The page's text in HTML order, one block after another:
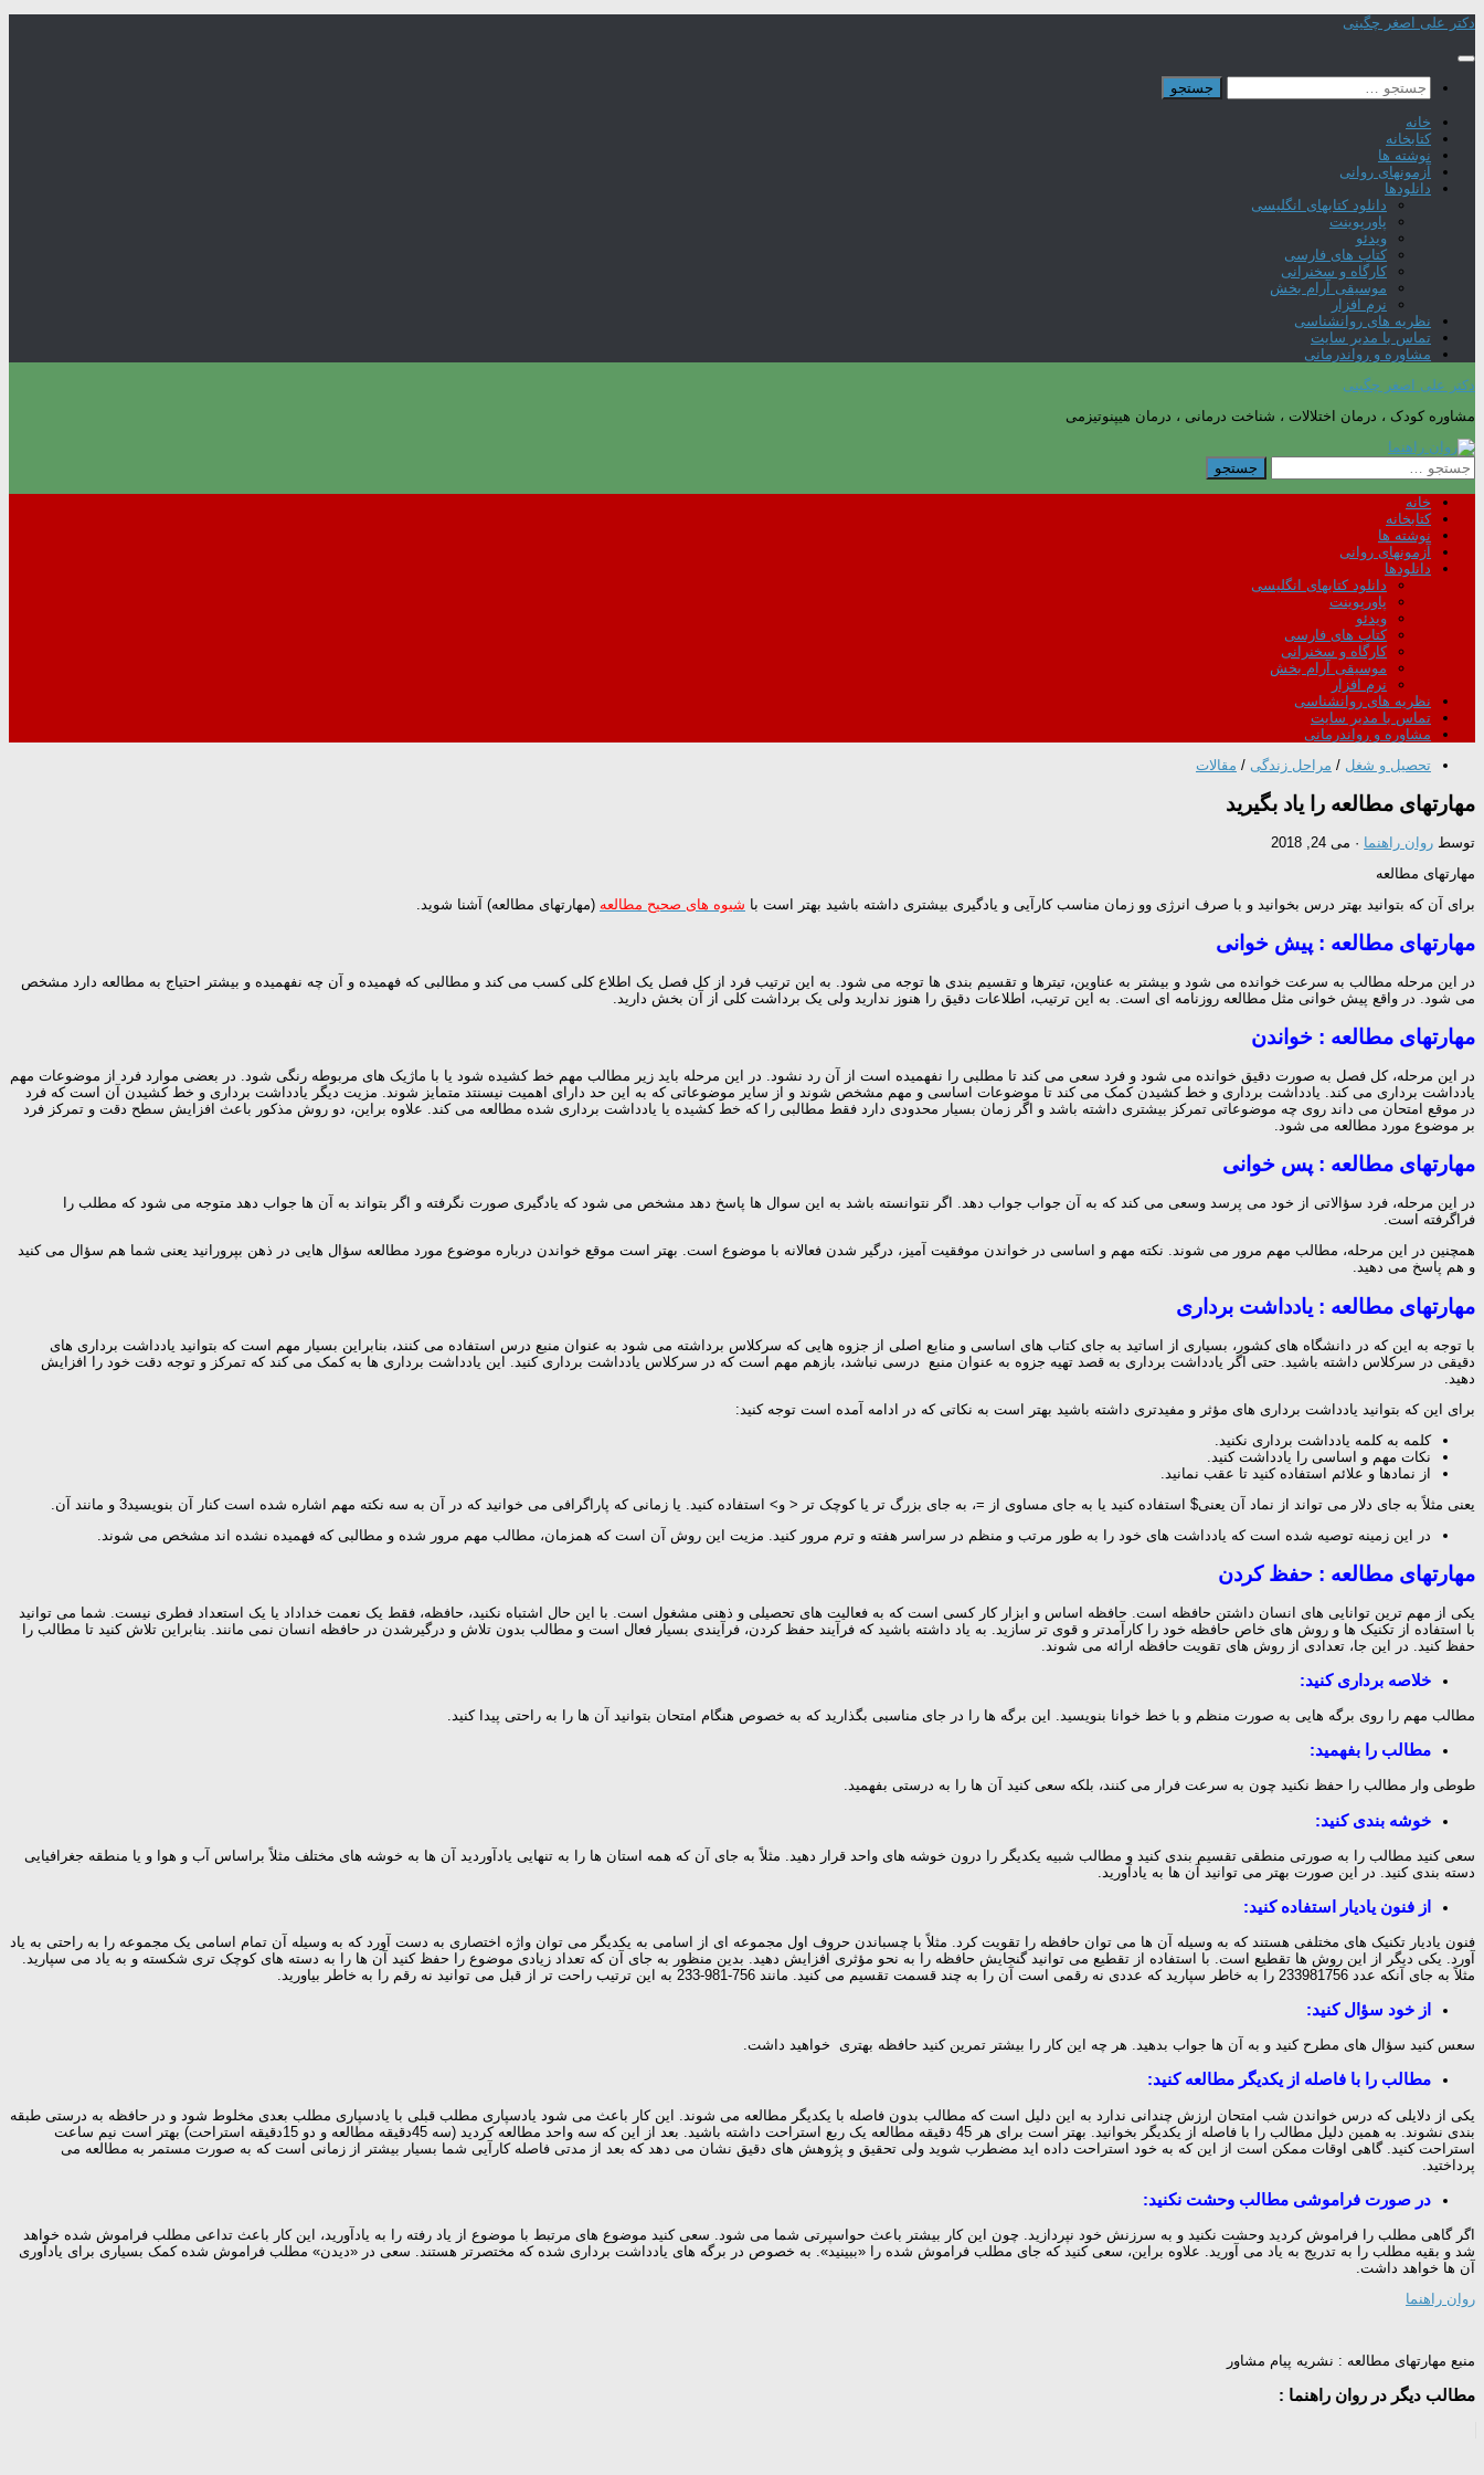
Skip
content
دکتر علی اصغر چگینی
جستجو
برای:
خانه
کتابخانه
نوشته ها
آزمونهای روانی
دانلودها
دانلود کتابهای انگلیسی
پاورپوینت
ویدئو
کتاب های فارسی
کارگاه و سخنرانی
موسیقی آرام بخش
نرم افزار
نظریه های روانشناسی
تماس با مدیر سایت
مشاوره و رواندرمانی
دکتر علی اصغر چگینی
مشاوره کودک ، درمان اختلالات ، شناخت درمانی ، درمان هیپنوتیزمی
جستجو
برای:
خانه
کتابخانه
نوشته ها
آزمونهای روانی
دانلودها
دانلود کتابهای انگلیسی
پاورپوینت
ویدئو
کتاب های فارسی
کارگاه و سخنرانی
موسیقی آرام بخش
نرم افزار
نظریه های روانشناسی
تماس با مدیر سایت
مشاوره و رواندرمانی
تحصیل و شغل / مراحل زندگی / مقالات
مهارتهای مطالعه را یاد بگیرید
توسط روان راهنما · می 24, 2018
مهارتهای مطالعه
برای آن که بتوانید بهتر درس بخوانید و با صرف انرژی وو زمان مناسب کارآیی و یادگیری بیشتری داشته باشید بهتر است با شیوه های صحیح مطالعه (مهارتهای مطالعه) آشنا شوید.
مهارتهای مطالعه : پیش خوانی
در این مرحله مطالب به سرعت خوانده می شود و بیشتر به عناوین، تیترها و تقسیم بندی ها توجه می شود. به این ترتیب فرد از کل فصل یک اطلاع کلی کسب می کند و مطالبی که فهمیده و آن چه نفهمیده و بیشتر احتیاج به مطالعه دارد مشخص
می شود. در واقع پیش خوانی مثل مطالعه روزنامه ای است. به این ترتیب، اطلاعات دقیق را هنوز ندارید ولی یک برداشت کلی از آن بخش دارید.
مهارتهای مطالعه : خواندن
در این مرحله، کل فصل به صورت دقیق خوانده می شود و فرد سعی می کند تا مطلبی را نفهمیده است از آن رد نشود. در این مرحله باید زیر مطالب مهم خط کشیده شود یا با ماژیک های مربوطه رنگی شود. در بعضی موارد فرد از موضوعات مهم
یادداشت برداری می کند. یادداشت برداری و خط کشیدن کمک می کند تا موضوعات اساسی و مهم مشخص شوند و از سایر موضوعاتی که به این حد دارای اهمیت نیسنتد متمایز شوند. مزیت دیگر یادداشت برداری و خط کشیدن آن است که فرد
در موقع امتحان می داند روی چه موضوعاتی تمرکز بیشتری داشته باشد و اگر زمان بسیار محدودی دارد فقط مطالبی را که خط کشیده یا یادداشت برداری شده مطالعه می کند. علاوه براین، دو روش مذکور باعث افزایش سطح دقت و تمرکز فرد
بر موضوع مورد مطالعه می شود.
مهارتهای مطالعه : پس خوانی
در این مرحله، فرد سؤالاتی از خود می پرسد وسعی می کند که به آن جواب جواب دهد. اگر نتوانسته باشد به این سوال ها پاسخ دهد مشخص می شود که یادگیری صورت نگرفته و اگر بتواند به آن ها جواب دهد متوجه می شود که مطلب را
فراگرفته است.
همچنین در این مرحله، مطالب مهم مرور می شوند. نکته مهم و اساسی در خواندن موفقیت آمیز، درگیر شدن فعالانه با موضوع است. بهتر است موقع خواندن درباره موضوع مورد مطالعه سؤال هایی در ذهن بپرورانید یعنی شما هم سؤال می کنید
و هم پاسخ می دهید.
مهارتهای مطالعه : یادداشت برداری
با توجه به این که در دانشگاه های کشور، بسیاری از اساتید به جای کتاب های اساسی و منابع اصلی از جزوه هایی که سرکلاس برداشته می شود به عنوان منبع درس استفاده می کنند، بنابراین بسیار مهم است که بتوانید یادداشت برداری های
دقیقی در سرکلاس داشته باشید. حتی اگر یادداشت برداری به قصد تهیه جزوه به عنوان منبع درسی نباشد، بازهم مهم است که در سرکلاس یادداشت برداری کنید. این یادداشت برداری ها به کمک می کند که تمرکز و توجه دقت خود را افزایش
دهید.
برای این که بتوانید یادداشت برداری های مؤثر و مفیدتری داشته باشید بهتر است به نکاتی که در ادامه آمده است توجه کنید:
کلمه به کلمه یادداشت برداری نکنید.
نکات مهم و اساسی را یادداشت کنید.
از نمادها و علائم استفاده کنید تا عقب نمانید.
یعنی مثلاً به جای دلار می تواند از نماد آن یعنی$ استفاده کنید یا به جای مساوی از =، به جای بزرگ تر یا کوچک تر < و> استفاده کنید. یا زمانی که پاراگرافی می خوانید که در آن به سه نکته مهم اشاره شده است کنار آن بنویسید3 و مانند آن.
در این زمینه توصیه شده است که یادداشت های خود را به طور مرتب و منظم در سراسر هفته و ترم مرور کنید. مزیت این روش آن است که همزمان، مطالب مهم مرور شده و مطالبی که فهمیده نشده اند مشخص می شوند.
مهارتهای مطالعه : حفظ کردن
یکی از مهم ترین توانایی های انسان داشتن حافظه است. حافظه اساس و ابزار کار کسی است که به فعالیت های تحصیلی و ذهنی مشغول است. با این حال اشتباه نکنید، حافظه، فقط یک نعمت خداداد یا یک استعداد فطری نیست. شما می توانید
با استفاده از تکنیک ها و روش های خاص حافظه خود را کارآمدتر و قوی تر سازید. به یاد داشته باشید که فرآیند حفظ کردن، فرآیندی بسیار فعال است و مطالب بدون تلاش و درگیرشدن در حافظه انسان نمی مانند. بنابراین تلاش کنید تا مطالب را
حفظ کنید. در این جا، تعدادی از روش های تقویت حافظه ارائه می شوند.
خلاصه برداری کنید:
مطالب مهم را روی برگه هایی به صورت منظم و با خط خوانا بنویسید. این برگه ها را در جای مناسبی بگذارید که به خصوص هنگام امتحان بتوانید آن ها را به راحتی پیدا کنید.
مطالب را بفهمید:
طوطی وار مطالب را حفظ نکنید چون به سرعت فرار می کنند، بلکه سعی کنید آن ها را به درستی بفهمید.
خوشه بندی کنید:
سعی کنید مطالب را به صورتی منطقی تقسیم بندی کنید و مطالب شبیه یکدیگر را درون خوشه های واحد قرار دهید. مثلاً به جای آن که همه استان ها را به تنهایی یادآوردید آن ها به خوشه های مختلف مثلاً براساس آب و هوا و یا منطقه جغرافیایی
دسته بندی کنید. در این صورت بهتر می توانید آن ها به یادآورید.
از فنون یادیار استفاده کنید:
فنون یادیار تکنیک های مختلفی هستند که به وسیله آن ها می توان حافظه را تقویت کرد. مثلاً با چسباندن حروف اول مجموعه ای از اسامی به یکدیگر می توان واژه اختصاری به دست آورد که به وسیله آن تمام اسامی یک مجموعه را به راحتی به یاد
آورد. یکی دیگر از این روش ها تقطیع است. با استفاده از تقطیع می توانید گنجایش حافظه را به نحو مؤثری افزایش دهید. بدین منظور به جای آن که تعداد زیادی موضوع را حفظ کنید آن ها را به دسته های کوچک تری شکسته و به یاد می سپارید.
مثلاً به جای آنکه عدد 233981756 را به خاطر سپارید که عددی نه رقمی است آن را به چند قسمت تقسیم می کنید. مانند 756-981-233 به این ترتیب راحت تر از قبل می توانید نه رقم را به خاطر بیاورید.
از خود سؤال کنید:
سعس کنید سؤال های مطرح کنید و به آن ها جواب بدهید. هر چه این کار را بیشتر تمرین کنید حافظه بهتری خواهید داشت.
مطالب را با فاصله از یکدیگر مطالعه کنید:
یکی از دلایلی که درس خواندن شب امتحان ارزش چندانی ندارد به این دلیل است که مطالب بدون فاصله با یکدیگر مطالعه می شوند. این کار باعث می شود یادسپاری مطلب قبلی با یادسپاری مطلب بعدی مخلوط شود و در حافظه به درستی طبقه
بندی نشوند. به همین دلیل مطالب را با فاصله از یکدیگر بخوانید. بهتر است برای هر 45 دقیقه مطالعه یک ربع استراحت داشته باشید. بعد از این که سه واحد مطالعه کردید (سه 45دقیقه مطالعه و دو 15دقیقه استراحت) بهتر است نیم ساعت
استراحت کنید. گاهی اوقات ممکن است از این که به خود استراحت داده اید مضطرب شوید ولی تحقیق و پژوهش های دقیق نشان می دهد که بعد از مدتی فاصله کارآیی شما بسیار بیشتر از زمانی است که به صورت مستمر به مطالعه می
پرداختید.
در صورت فراموشی مطالب وحشت نکنید:
اگر گاهی مطلب را فراموش کردید وحشت نکنید و به سرزنش خود نپردازید. چون این کار بیشتر باعث حواسپرتی شما می شود. سعی کنید موضوع های مرتبط با موضوع از یاد رفته را به یادآورید، این کار باعث تداعی مطلب فراموش شده خواهد
شد و بقیه مطلب را به تدریج به یاد می آورید. علاوه براین، سعی کنید که جای مطلب فراموش شده را «ببینید». به خصوص در برگه های یادداشت برداری شده که مختصرتر هستند. سعی در «دیدن» مطلب فراموش شده کمک بسیاری برای یادآوری
آن ها خواهد داشت.
روان راهنما
منبع مهارتهای مطالعه : نشریه پیام مشاور
مطالب دیگر در روان راهنما :